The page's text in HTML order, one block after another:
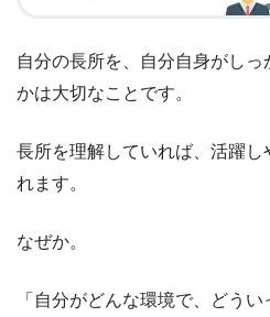
自分の長所を、自分自身がしっ
かは大切なことです。
長所を理解していれば、活躍し
れます。
なぜか。
「自分がどんな環境で、どう